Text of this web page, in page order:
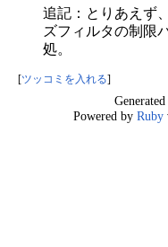
追記：とりあえず
ズフィルタの制限
処。
[ツッコミを入れる]
Powered by Ruby